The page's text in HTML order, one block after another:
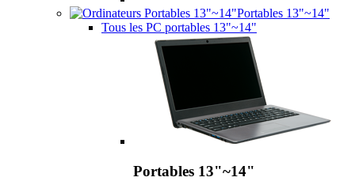
Portables 13"~14"
Tous les PC portables 13"~14"
Portables 13"~14"